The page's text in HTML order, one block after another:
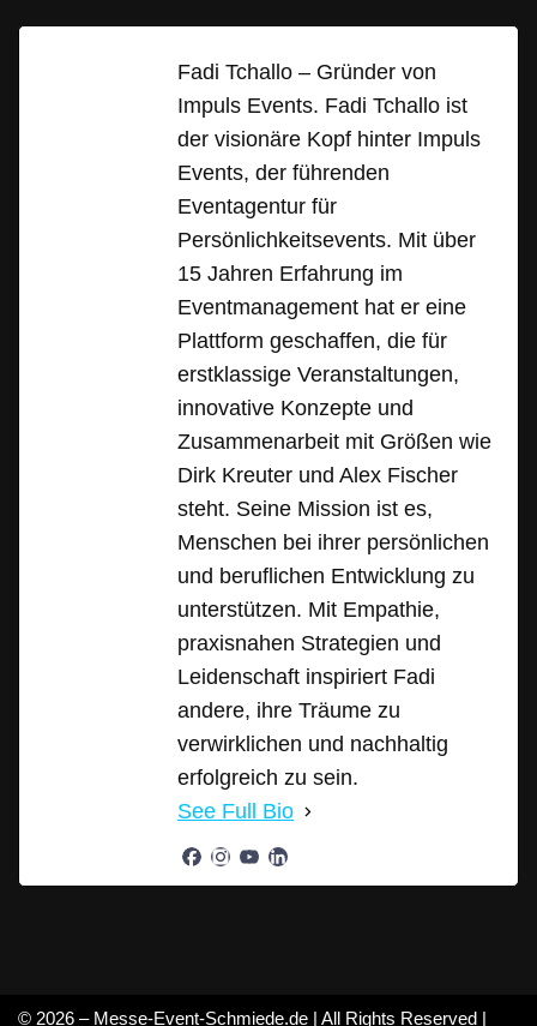
Fadi Tchallo – Gründer von
Impuls Events. Fadi Tchallo ist
der visionäre Kopf hinter Impuls
Events, der führenden
Eventagentur für
Persönlichkeitsevents. Mit über
15 Jahren Erfahrung im
Eventmanagement hat er eine
Plattform geschaffen, die für
erstklassige Veranstaltungen,
innovative Konzepte und
Zusammenarbeit mit Größen wie
Dirk Kreuter und Alex Fischer
steht. Seine Mission ist es,
Menschen bei ihrer persönlichen
und beruflichen Entwicklung zu
unterstützen. Mit Empathie,
praxisnahen Strategien und
Leidenschaft inspiriert Fadi
andere, ihre Träume zu
verwirklichen und nachhaltig
erfolgreich zu sein.
See Full Bio
© 2026 – Messe-Event-Schmiede.de | All Rights Reserved |